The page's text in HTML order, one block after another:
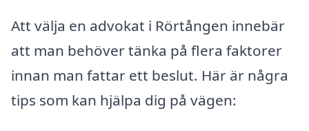
Att välja en advokat i Rörtången innebär
att man behöver tänka på flera faktorer
innan man fattar ett beslut. Här är några
tips som kan hjälpa dig på vägen: